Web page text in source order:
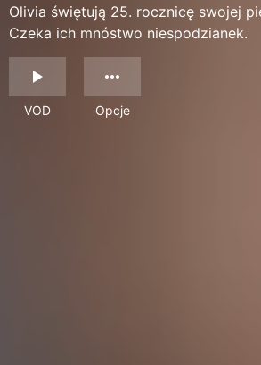
Olivia świętują 25. rocznicę swojej
Czeka ich mnóstwo niespodzianek.
VOD Opcje